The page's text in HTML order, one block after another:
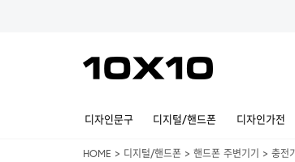
디자인문구 디지털/핸드폰 디자인가전
HOME > 디지털/핸드폰 > 핸드폰 주변기기 > 충전기